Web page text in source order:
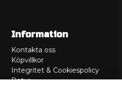
Information
Kontakta oss
Köpvillkor
Integritet & Cookiespolicy
Retur